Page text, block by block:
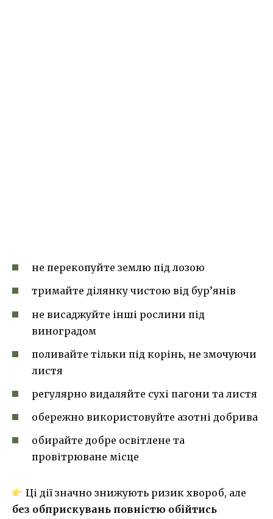
не перекопуйте землю під лозою
тримайте ділянку чистою від бур’янів
не висаджуйте інші рослини під
виноградом
поливайте тільки під корінь, не змочуючи
листя
регулярно видаляйте сухі пагони та листя
обережно використовуйте азотні добрива
обирайте добре освітлене та
провітрюване місце
Ці дії значно знижують ризик хвороб, але
без обприскувань повністю обійтись